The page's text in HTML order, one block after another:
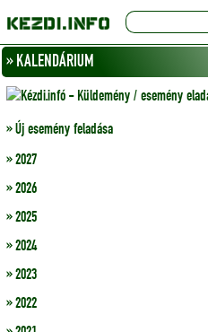
» KALENDÁRIUM
» Új esemény feladása
» 2027
» 2026
» 2025
» 2024
» 2023
» 2022